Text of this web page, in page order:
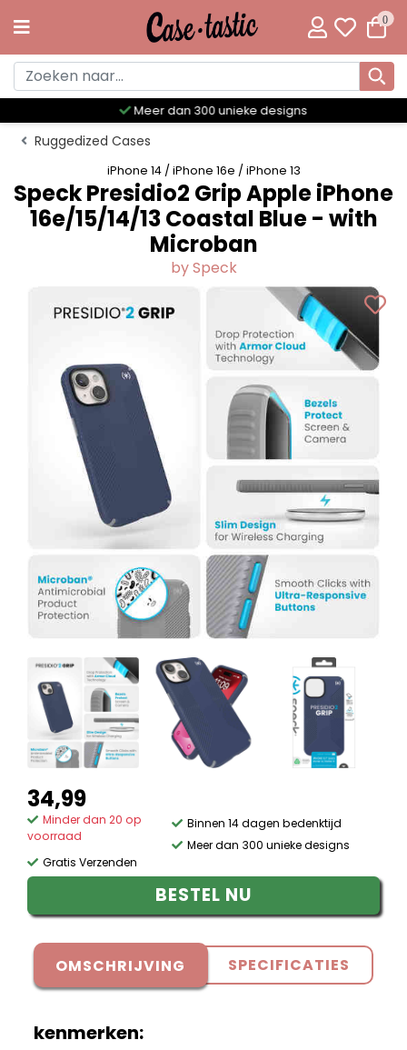
0
Meer dan 300 unieke designs
Ruggedized Cases
iPhone 14 / iPhone 16e / iPhone 13
Speck Presidio2 Grip Apple iPhone
16e/15/14/13 Coastal Blue - with
Microban
by Speck
34,99
Minder dan 20 op
voorraad
Gratis Verzenden
Binnen 14 dagen bedenktijd
Meer dan 300 unieke designs
BESTEL NU
OMSCHRIJVING SPECIFICATIES
kenmerken: